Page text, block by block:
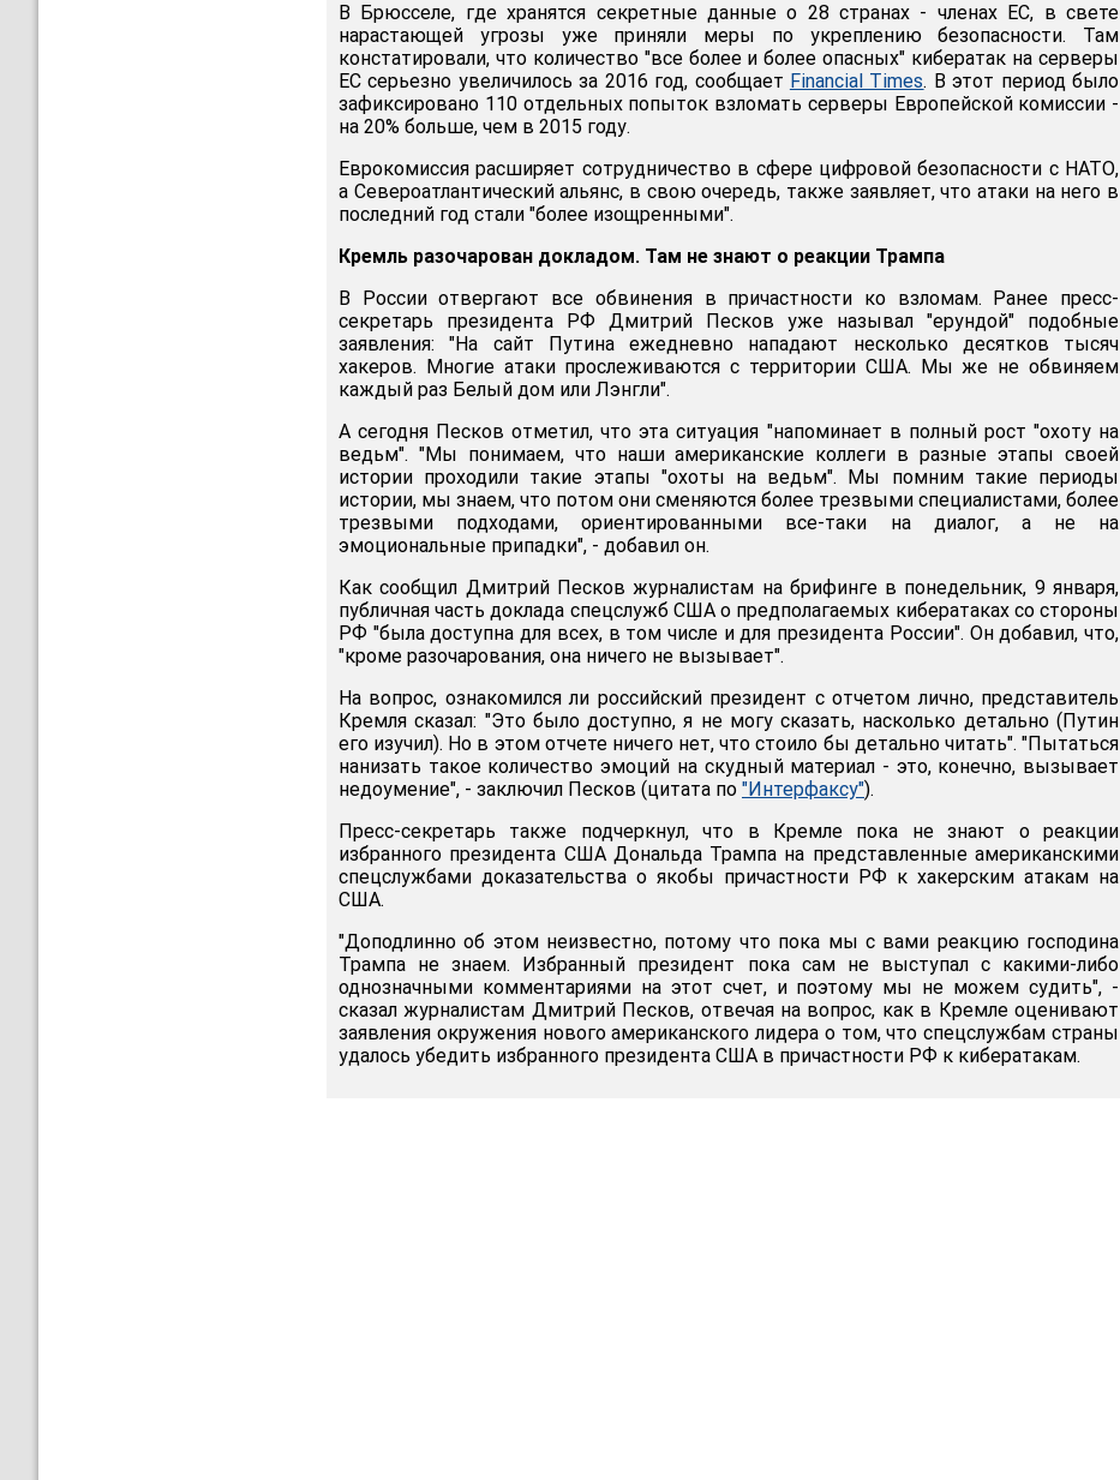
В Брюсселе, где хранятся секретные данные о 28 странах - членах ЕС, в свете
нарастающей угрозы уже приняли меры по укреплению безопасности. Там
констатировали, что количество "все более и более опасных" кибератак на серверы
ЕС серьезно увеличилось за 2016 год, сообщает Financial Times. В этот период было
зафиксировано 110 отдельных попыток взломать серверы Европейской комиссии -
на 20% больше, чем в 2015 году.
Еврокомиссия расширяет сотрудничество в сфере цифровой безопасности с НАТО,
а Североатлантический альянс, в свою очередь, также заявляет, что атаки на него в
последний год стали "более изощренными".
Кремль разочарован докладом. Там не знают о реакции Трампа
В России отвергают все обвинения в причастности ко взломам. Ранее пресс-
секретарь президента РФ Дмитрий Песков уже называл "ерундой" подобные
заявления: "На сайт Путина ежедневно нападают несколько десятков тысяч
хакеров. Многие атаки прослеживаются с территории США. Мы же не обвиняем
каждый раз Белый дом или Лэнгли".
А сегодня Песков отметил, что эта ситуация "напоминает в полный рост "охоту на
ведьм". "Мы понимаем, что наши американские коллеги в разные этапы своей
истории проходили такие этапы "охоты на ведьм". Мы помним такие периоды
истории, мы знаем, что потом они сменяются более трезвыми специалистами, более
трезвыми подходами, ориентированными все-таки на диалог, а не на
эмоциональные припадки", - добавил он.
Как сообщил Дмитрий Песков журналистам на брифинге в понедельник, 9 января,
публичная часть доклада спецслужб США о предполагаемых кибератаках со стороны
РФ "была доступна для всех, в том числе и для президента России". Он добавил, что,
"кроме разочарования, она ничего не вызывает".
На вопрос, ознакомился ли российский президент с отчетом лично, представитель
Кремля сказал: "Это было доступно, я не могу сказать, насколько детально (Путин
его изучил). Но в этом отчете ничего нет, что стоило бы детально читать". "Пытаться
нанизать такое количество эмоций на скудный материал - это, конечно, вызывает
недоумение", - заключил Песков (цитата по "Интерфаксу").
Пресс-секретарь также подчеркнул, что в Кремле пока не знают о реакции
избранного президента США Дональда Трампа на представленные американскими
спецслужбами доказательства о якобы причастности РФ к хакерским атакам на
США.
"Доподлинно об этом неизвестно, потому что пока мы с вами реакцию господина
Трампа не знаем. Избранный президент пока сам не выступал с какими-либо
однозначными комментариями на этот счет, и поэтому мы не можем судить", -
сказал журналистам Дмитрий Песков, отвечая на вопрос, как в Кремле оценивают
заявления окружения нового американского лидера о том, что спецслужбам страны
удалось убедить избранного президента США в причастности РФ к кибератакам.